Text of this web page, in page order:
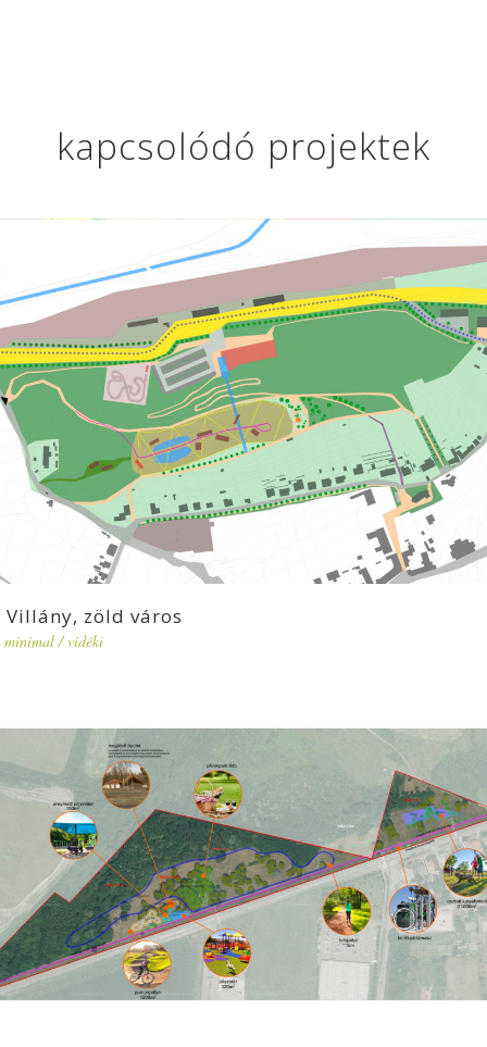
kapcsolódó projektek
Villány, zöld város
minimal/vidéki